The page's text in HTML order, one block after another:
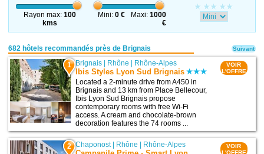
Rayon max:100
kms
Mini: 0 € Maxi:1000
€
682 hôtels recommandés près de Brignais
1 Brignais | Rhône | Rhône-Alpes
Ibis Styles Lyon Sud Brignais
Located a 2-minute drive from A450 in
Brignais and 13 km from Place Bellecour,
Ibis Lyon Sud Brignais propose
contemporary rooms with free Wi-Fi
access. A cream and chocolate-brown
decoration features the 74 rooms ...
VOIR
L'OFFRE
2 Chaponost| Rhône Rhône-Alpes
VOIR
L'OFFRE
Suivant